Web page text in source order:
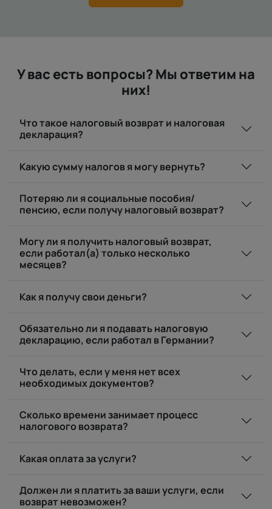
У вас есть вопросы? Мы ответим на
них!
Что такое налоговый возврат и налоговая
декларация?
Какую сумму налогов я могу вернуть?
Потеряю ли я социальные пособия/
пенсию, если получу налоговый возврат?
Могу ли я получить налоговый возврат,
если работал(а) только несколько
месяцев?
Как я получу свои деньги?
Обязательно ли я подавать налоговую
декларацию, если работал в Германии?
Что делать, если у меня нет всех
необходимых документов?
Сколько времени занимает процесс
налогового возврата?
Какая оплата за услуги?
Должен ли я платить за ваши услуги, если
возврат невозможен?